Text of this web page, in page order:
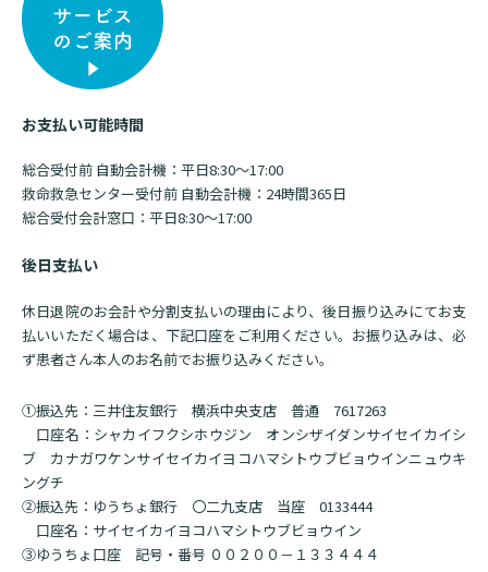
倫理に関する事
情報公開
厚生労働大臣が定める掲示事項
施設認定
数字で見る東部病院のいま
特長
東部病院の特長
一歩先の医療の提供
広報誌「とーぶたいむ」
セカンドオピニオンのご案内
外来のお会計について
入院・面会について
入院が決まったら
入院中の過ごし方
入院のお会計について
ご面会について
ご来院にあたって
交通アクセス
院内のルールについて
フロアマップ
院内施設のご案内
医療連携センターについて
患者さんのご紹介方法
医療連携センター長ごあいさつ
医療機関様からのよくあるご質問
訪問看護指示書について
人材開発センター
当院退職後のカルテ閲覧手続きについて
当院退職後のカルテ閲覧手続き
イベント
採用情報
病院ボランティア募集
クラウドファンディング
診療予約
予約変更・確認
お支払い可能時間
総合受付前 自動会計機：平日8:30〜17:00
救命救急センター受付前 自動会計機：24時間365日
総合受付会計窓口：平日8:30〜17:00
後日支払い
休日退院のお会計や分割支払いの理由により、後日振り込みにてお支
払いいただく場合は、下記口座をご利用ください。お振り込みは、必
ず患者さん本人のお名前でお振り込みください。
①振込先：三井住友銀行 横浜中央支店 普通 7617263
口座名：シャカイフクシホウジン オンシザイダンサイセイカイシ
ブ カナガワケンサイセイカイヨコハマシトウブビョウインニュウキ
ングチ
②振込先：ゆうちょ銀行 〇二九支店 当座 0133444
口座名：サイセイカイヨコハマシトウブビョウイン
③ゆうちょ口座 記号・番号 ００２００－１３３４４４